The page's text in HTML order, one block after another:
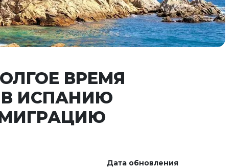
ВРЕМЯ
ИСПАНИЮ
Дата обновления